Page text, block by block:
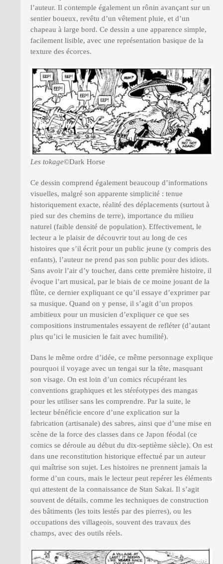
l’auteur. Il contemple également un rônin avançant sur un
sentier boueux, revêtu d’un vêtement pluie, et d’un
chapeau à large bord. Ce dessin a une apparence simple,
facilement lisible, avec une représentation basique de la
texture des écorces.
Les tokage©Dark Horse
Ce dessin comprend également beaucoup d’informations
visuelles, malgré son apparente simplicité : tenue
historiquement exacte, réalité des déplacements (surtout à
pied sur des chemins de terre), importance du milieu
naturel (faible densité de population). Effectivement, le
lecteur a le plaisir de découvrir tout au long de ces
histoires que s’il écrit pour un public jeune (y compris des
enfants), l’auteur ne prend pas son public pour des idiots.
Sans avoir l’air d’y toucher, dans cette première histoire, il
évoque l’art musical, par le biais de ce moine jouant de la
flûte, ce dernier expliquant ce qu’il essaye d’exprimer par
sa musique. Quand on y pense, il s’agit d’un propos
ambitieux pour un musicien d’expliquer ce que ses
compositions instrumentales essayent de refléter (d’autant
plus qu’ici le musicien le fait avec humilité).
Dans le même ordre d’idée, ce même personnage explique
pourquoi il voyage avec un tengai sur la tête, masquant
son visage. On est loin d’un comics récupérant les
conventions graphiques et les stéréotypes des mangas
pour les utiliser sans les comprendre. Par la suite, le
lecteur bénéficie encore d’une explication sur la
fabrication (artisanale) des sabres, ainsi que d’une mise en
scène de la force des classes dans ce Japon féodal (ce
comics se déroule au début du dix-septième siècle). On est
dans une reconstitution historique effectué par un auteur
qui maîtrise son sujet. Les histoires ne prennent jamais la
forme d’un cours, mais le lecteur peut repérer les éléments
qui attestent de la connaissance de Stan Sakai. Il s’agit
souvent de détails, comme les techniques de construction
des bâtiments (les toits lestés par des pierres), ou les
occupations des villageois, souvent des travaux des
champs, avec des outils réels.